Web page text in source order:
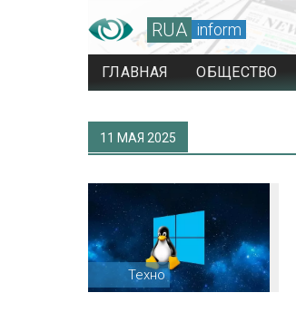
RUA inform
ГЛАВНАЯ ОБЩЕСТВО
11 МАЯ 2025
Техно